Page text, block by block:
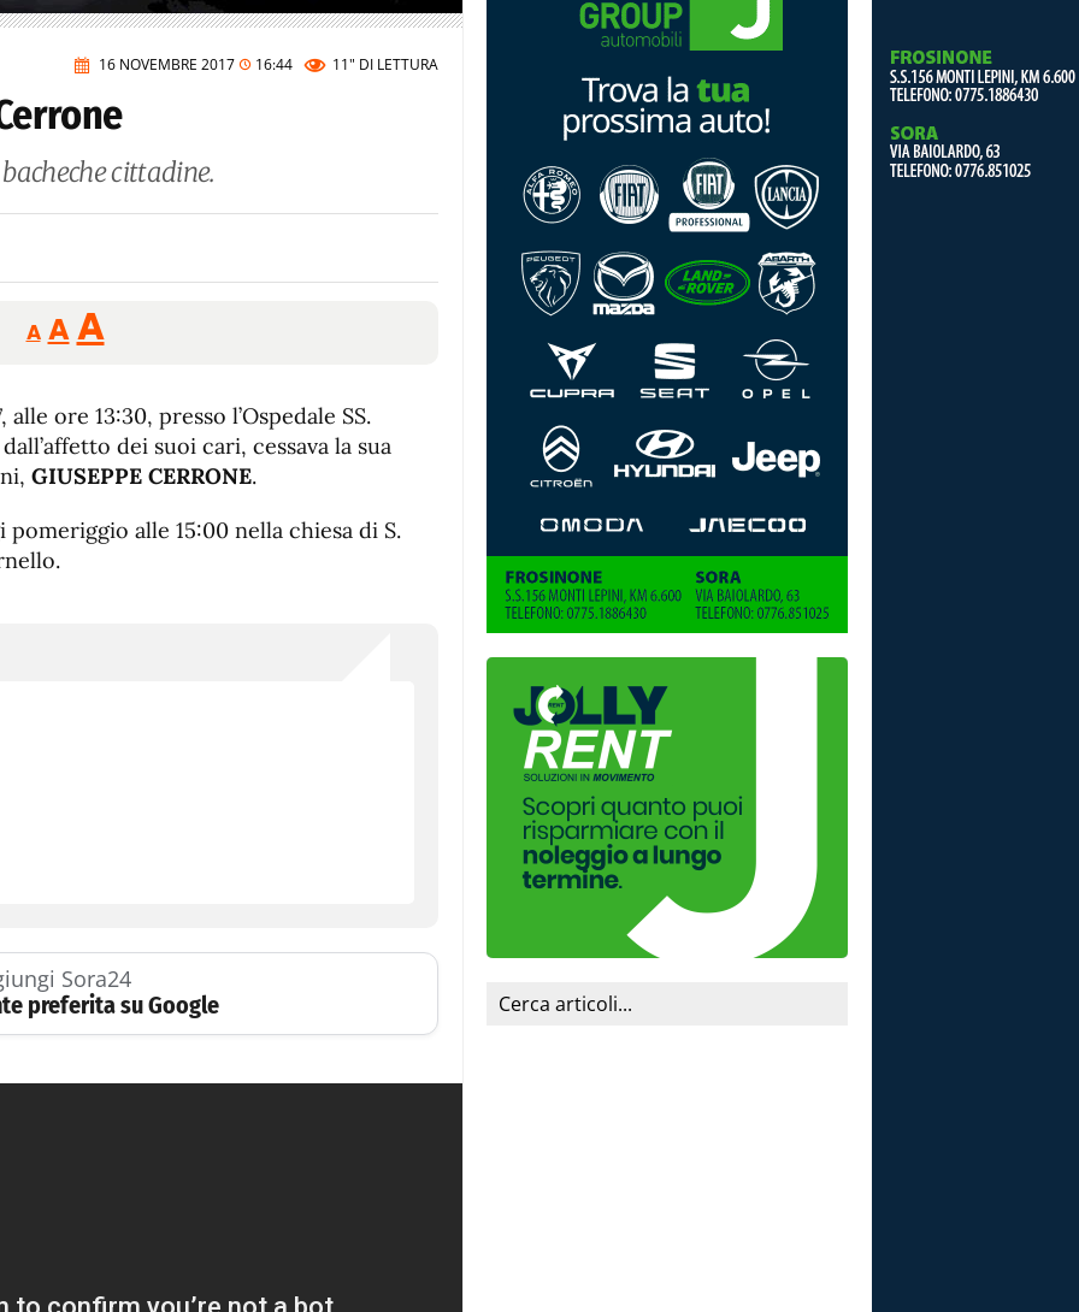
16 NOVEMBRE 2017 16:44 11" DI LETTURA
cittadine.
A
Reducir
tamaño
A Restablecer
tamaño
de
fuente
AAumentar
de
fuente.
ore 13:30, presso l’Ospedale SS.
dei suoi cari, cessava la sua
GIUSEPPE CERRONE.
alle 15:00 nella chiesa di S.
Sora24
preferita su Google